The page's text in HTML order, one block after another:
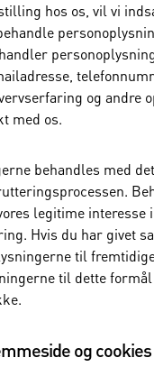
hos os, vil vi
og andre
med os.
behandles med
legitime interesse
Hvis du har givet
til
til dette
og cookies